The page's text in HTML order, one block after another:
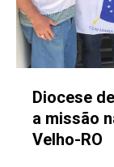
Diocese
a missão
Velho-RO